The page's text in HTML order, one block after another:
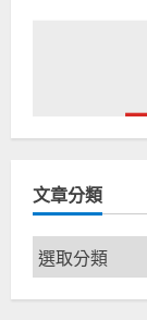
文章分類
文
章
分